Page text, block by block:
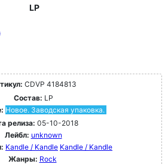
LP
CDVP 4184813
Состав: LP
Новое. Заводская упаковка.
релиза: 05-10-2018
Лейбл: unknown
Kandle / Kandle Kandle / Kandle
Жанры: Rock